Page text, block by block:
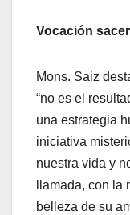
Vocación
Mons. Saiz
“no es el
una estrategia
iniciativa
nuestra vida y
llamada, con
belleza de su